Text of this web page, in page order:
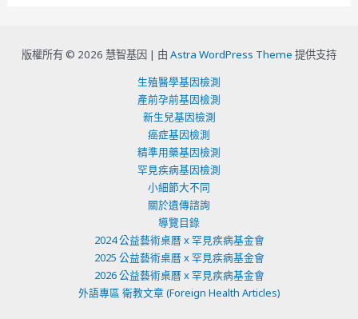
版權所有 © 2026 慧智基因 | 由 Astra WordPress Theme 提供支持
生殖醫學基因檢測
產前孕前基因檢測
新生兒基因檢測
癌症基因檢測
精準用藥基因檢測
罕見疾病基因檢測
小細節大不同
關於遺傳諮詢
導覽目錄
2024 公益藝術桌曆 x 罕見疾病基金會
2025 公益藝術桌曆 x 罕見疾病基金會
2026 公益藝術桌曆 x 罕見疾病基金會
外語專區 衛教文章 (Foreign Health Articles)